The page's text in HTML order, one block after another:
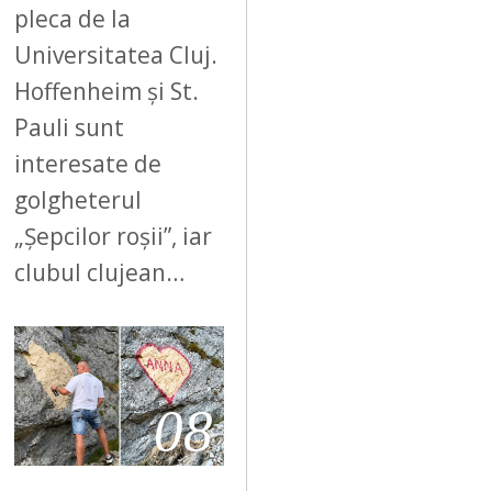
pleca de la
Universitatea Cluj.
Hoffenheim și St.
Pauli sunt
interesate de
golgheterul
„Șepcilor roșii”, iar
clubul clujean…
08